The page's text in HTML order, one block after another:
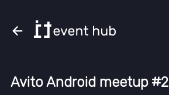
Avito Android meetup #2